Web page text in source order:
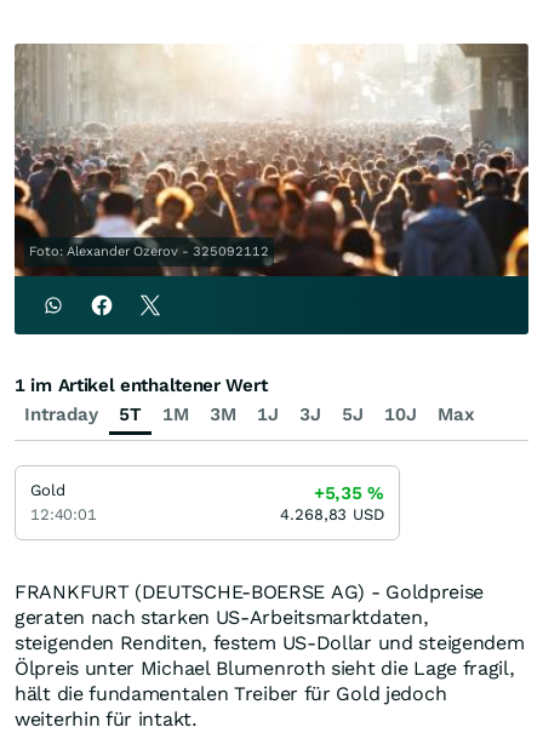
Foto: Alexander Ozerov - 325092112
FRANKFURT (DEUTSCHE-BOERSE AG) - Goldpreise
geraten nach starken US-Arbeitsmarktdaten,
steigenden Renditen, festem US-Dollar und steigendem
Ölpreis unter Michael Blumenroth sieht die Lage fragil,
hält die fundamentalen Treiber für Gold jedoch
weiterhin für intakt.
Intraday 5T 1M 3M 1J 3J 5J 10J Max
1 im Artikel enthaltener Wert
Gold
12:40:01
+5,35%
4.268,83 USD